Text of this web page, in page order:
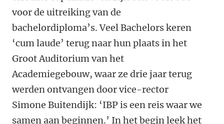
voor de uitreiking van de
bachelordiploma’s. Veel Bachelors keren
‘cum laude’ terug naar hun plaats in het
Groot Auditorium van het
Academiegebouw, waar ze drie jaar terug
werden ontvangen door vice-rector
Simone Buitendijk: ‘IBP is een reis waar we
samen aan beginnen.’ In het begin leek het